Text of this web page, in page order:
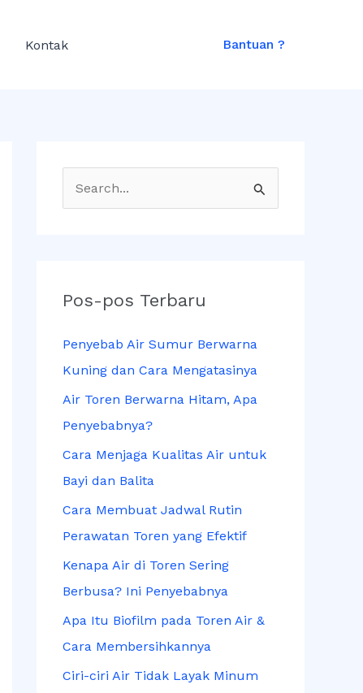
Kontak Bantuan ?
u
t
u
k
:
Pos-pos Terbaru
Penyebab Air Sumur Berwarna
Kuning dan Cara Mengatasinya
Air Toren Berwarna Hitam, Apa
Penyebabnya?
Cara Menjaga Kualitas Air untuk
Bayi dan Balita
Cara Membuat Jadwal Rutin
Perawatan Toren yang Efektif
Kenapa Air di Toren Sering
Berbusa? Ini Penyebabnya
Apa Itu Biofilm pada Toren Air &
Cara Membersihkannya
Ciri-ciri Air Tidak Layak Minum
r